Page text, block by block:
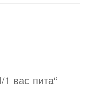
вас пита“